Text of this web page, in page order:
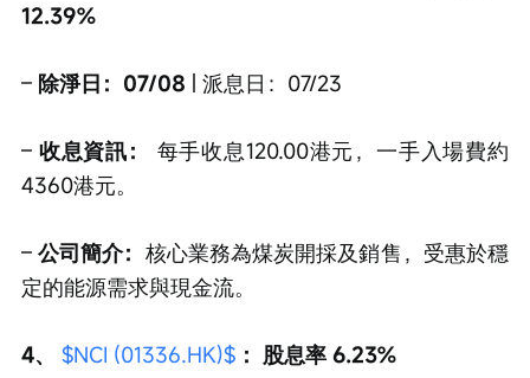
12.39%
– 除淨日：07/08 | 派息日：07/23
– 收息資訊：
每手收息120.00港元，一手入場費約
4360港元。
– 公司簡介： 核心業務為煤炭開採及銷售，受惠於穩
定的能源需求與現金流。
4、 $NCI (01336.HK)$ ：股息率 6.23%